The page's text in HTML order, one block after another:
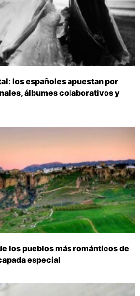
los españoles apuestan por
álbumes colaborativos y
los pueblos más románticos de
especial